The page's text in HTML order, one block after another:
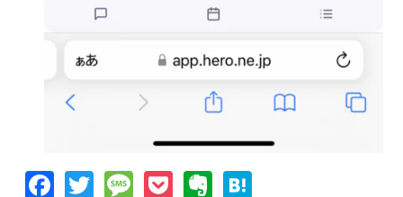
Facebook
Twitter
Message
PocketEvernote